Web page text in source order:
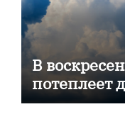
В
потеплеет